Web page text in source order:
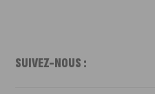
SUIVEZ-NOUS :